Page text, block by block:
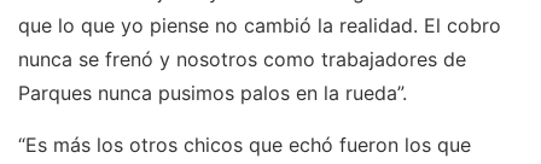
que lo que yo piense no cambió la realidad. El cobro
nunca se frenó y nosotros como trabajadores de
Parques nunca pusimos palos en la rueda”.
“Es más los otros chicos que echó fueron los que